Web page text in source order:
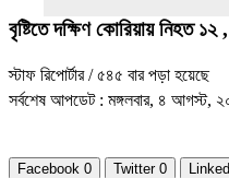
বৃষ্টিতে দক্ষিণ কোরিয়ায় নিহত
স্টাফ রিপোর্টার/ ৫৪৫ বার পড়া হয়েছে
সর্বশেষ আপডেট : মঙ্গলবার, ৪ আগস্ট,
Facebook 0 Twitter 0